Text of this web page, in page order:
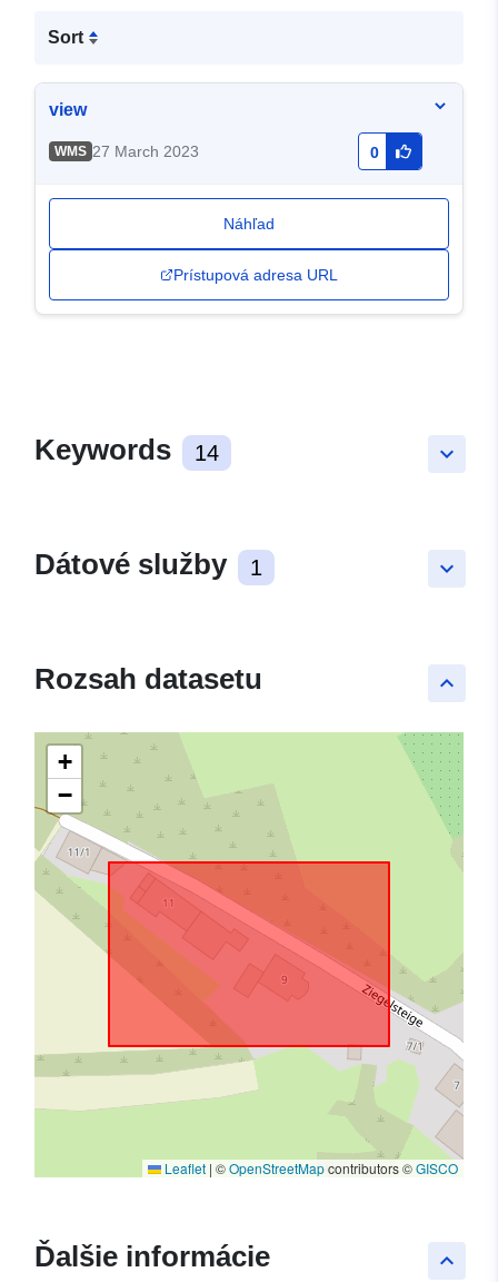
Sort
view
WMS 27 March 2023 0
Náhľad
Prístupová adresa URL
keyboard_arrow_down
Keywords 14
keyboard_arrow_down
Dátové služby 1
keyboard_arrow_up
Rozsah datasetu
+
−
Leaflet | ©OpenStreetMapcontributors ©GISCO
keyboard_arrow_up
Ďalšie informácie